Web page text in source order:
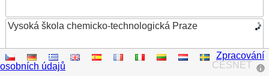
Vysoká škola chemicko-technologická Praze
Vysoká škola ekonomická v Praze
CESNET
Zpracování
osobních údajů